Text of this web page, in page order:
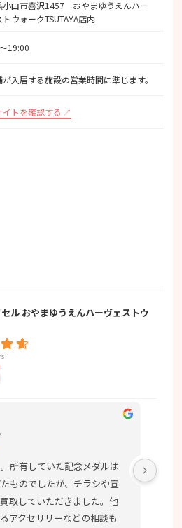
小山市喜沢1457 おやまゆうえんハー
ウォークTSUTAYA店内
19:00
入居する施設の営業時間に準じます。
イトを確認する
ル おやまゆうえんハーヴェストウ
所有していた記念メダルは
ものでしたが、チラシや宣
取していただきました。他
アクセサリーなどの相談も